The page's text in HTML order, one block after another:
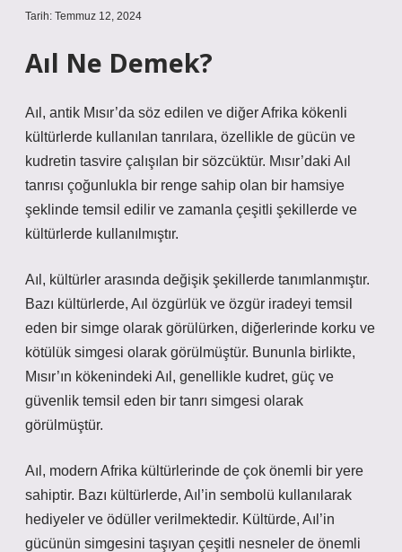
Tarih: Temmuz 12, 2024
Aıl Ne Demek?
Aıl, antik Mısır’da söz edilen ve diğer Afrika kökenli
kültürlerde kullanılan tanrılara, özellikle de gücün ve
kudretin tasvire çalışılan bir sözcüktür. Mısır’daki Aıl
tanrısı çoğunlukla bir renge sahip olan bir hamsiye
şeklinde temsil edilir ve zamanla çeşitli şekillerde ve
kültürlerde kullanılmıştır.
Aıl, kültürler arasında değişik şekillerde tanımlanmıştır.
Bazı kültürlerde, Aıl özgürlük ve özgür iradeyi temsil
eden bir simge olarak görülürken, diğerlerinde korku ve
kötülük simgesi olarak görülmüştür. Bununla birlikte,
Mısır’ın kökenindeki Aıl, genellikle kudret, güç ve
güvenlik temsil eden bir tanrı simgesi olarak
görülmüştür.
Aıl, modern Afrika kültürlerinde de çok önemli bir yere
sahiptir. Bazı kültürlerde, Aıl’in sembolü kullanılarak
hediyeler ve ödüller verilmektedir. Kültürde, Aıl’in
gücünün simgesini taşıyan çeşitli nesneler de önemli